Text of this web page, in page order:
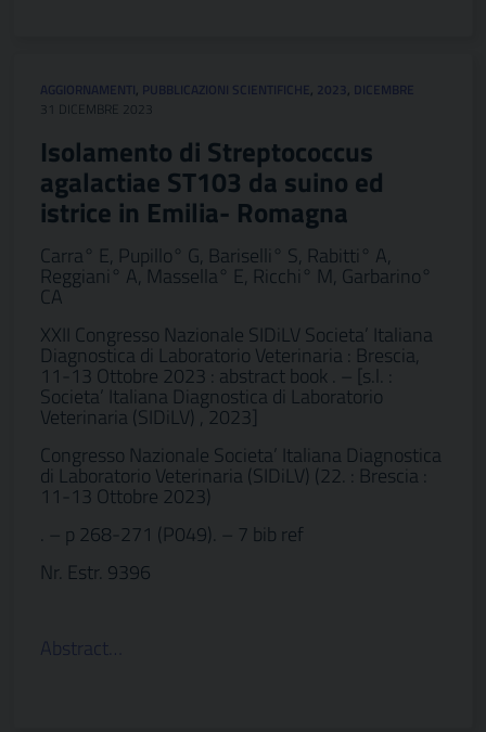
AGGIORNAMENTI, PUBBLICAZIONI SCIENTIFICHE, 2023, DICEMBRE
31 DICEMBRE 2023
Isolamento di Streptococcus
agalactiae ST103 da suino ed
istrice in Emilia- Romagna
Carra° E, Pupillo° G, Bariselli° S, Rabitti° A,
Reggiani° A, Massella° E, Ricchi° M, Garbarino°
CA
XXII Congresso Nazionale SIDiLV Societa’ Italiana
Diagnostica di Laboratorio Veterinaria : Brescia,
11-13 Ottobre 2023 : abstract book . – [s.l. :
Societa’ Italiana Diagnostica di Laboratorio
Veterinaria (SIDiLV) , 2023]
Congresso Nazionale Societa’ Italiana Diagnostica
di Laboratorio Veterinaria (SIDiLV) (22. : Brescia :
11-13 Ottobre 2023)
. – p 268-271 (P049). – 7 bib ref
Nr. Estr. 9396
Abstract…